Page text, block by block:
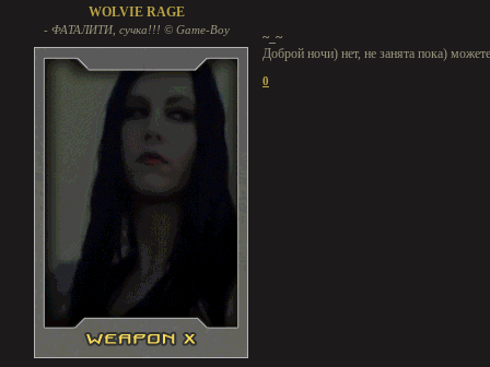
WOLVIE RAGE
- ФАТАЛИТИ, сучка!!! © Game-Boy
~_~
Доброй ночи) нет, не занята пока)
0